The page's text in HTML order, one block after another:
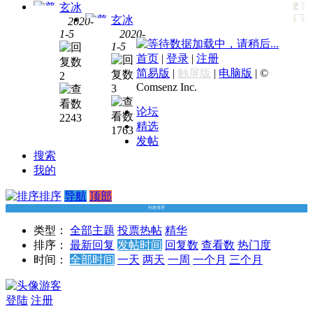
调》
【ibanker】
网盘]
玄冰
2020-
1-5
2
2243
化实
务[百
度网
盘]
玄冰
2020-
1-5
3
1763
数据加载中，请稍后...
首页 |登录 |注册
简易版 | 触屏版 | 电脑版 |©
Comsenz Inc.
论坛
精选
发帖
搜索
我的
排序 导航 顶部
列表排序
类型： 全部主题 投票热帖 精华
排序：
最新回复 发帖时间 回复数 查看数 热门度
时间：
全部时间 一天 两天 一周 一个月 三个月
游客
登陆 注册